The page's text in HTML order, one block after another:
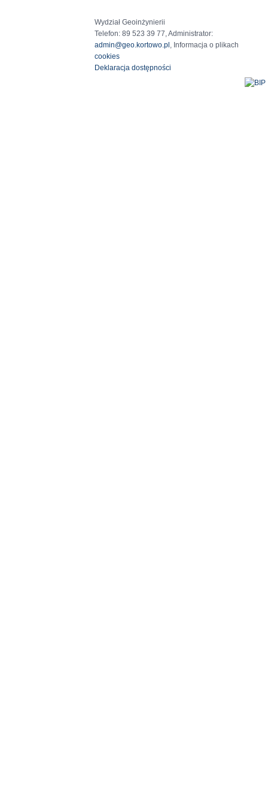
Wydział Geoinżynierii
Telefon: 89 523 39 77, Administrator:
admin@geo.kortowo.pl , Informacja o plikach
cookies
Deklaracja dostępności